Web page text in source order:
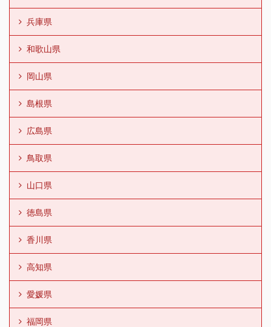
兵庫県
和歌山県
岡山県
島根県
広島県
鳥取県
山口県
徳島県
香川県
高知県
愛媛県
福岡県